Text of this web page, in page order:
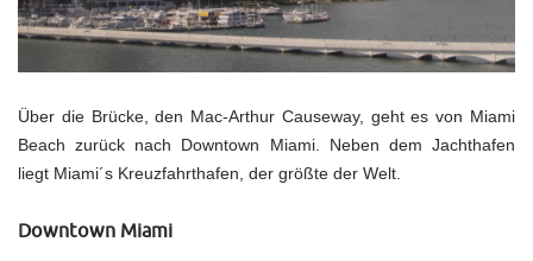
Über die Brücke, den Mac-Arthur Causeway, geht es von Miami
Beach zurück nach Downtown Miami. Neben dem Jachthafen
liegt Miami´s Kreuzfahrthafen, der größte der Welt.
Downtown Miami